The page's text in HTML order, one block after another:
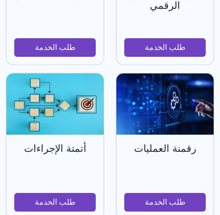
الرقمي
طلب الخدمة طلب الخدمة
رقمنة العمليات
طلب الخدمة
أتمتة الإجراءات
طلب الخدمة